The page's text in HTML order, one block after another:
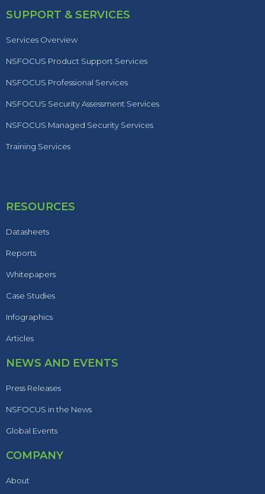
SUPPORT & SERVICES
Services Overview
NSFOCUS Product Support Services
NSFOCUS Professional Services
NSFOCUS Security Assessment Services
NSFOCUS Managed Security Services
Training Services
RESOURCES
Datasheets
Reports
Whitepapers
Case Studies
Infographics
Articles
NEWS AND EVENTS
Press Releases
NSFOCUS in the News
Global Events
COMPANY
About